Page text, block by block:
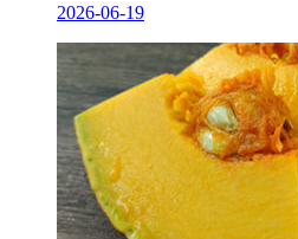
2026-06-19